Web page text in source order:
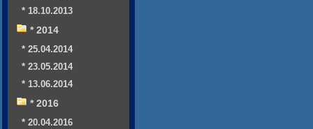
* 18.10.2013
* 2014
* 25.04.2014
* 23.05.2014
* 13.06.2014
* 2016
* 20.04.2016